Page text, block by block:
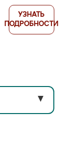
УЗНАТЬ
ПОДРОБНОСТИ
▼